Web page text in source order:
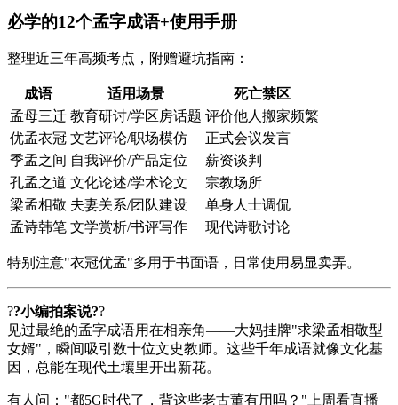
必学的12个孟字成语+使用手册
整理近三年高频考点，附赠避坑指南：
成语 适用场景
死亡禁区
孟母三迁 教育研讨/学区房话题 评价他人搬家频繁
优孟衣冠 文艺评论/职场模仿
正式会议发言
季孟之间 自我评价/产品定位
薪资谈判
孔孟之道 文化论述/学术论文
宗教场所
梁孟相敬 夫妻关系/团队建设
单身人士调侃
孟诗韩笔 文学赏析/书评写作 现代诗歌讨论
特别注意"衣冠优孟"多用于书面语，日常使用易显卖弄。
??小编拍案说??
见过最绝的孟字成语用在相亲角——大妈挂牌"求梁孟相敬型
女婿"，瞬间吸引数十位文史教师。这些千年成语就像文化基
因，总能在现代土壤里开出新花。
有人问："都5G时代了，背这些老古董有用吗？"上周看直播